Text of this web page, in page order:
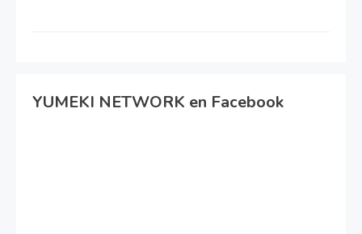
YUMEKI NETWORK en Facebook